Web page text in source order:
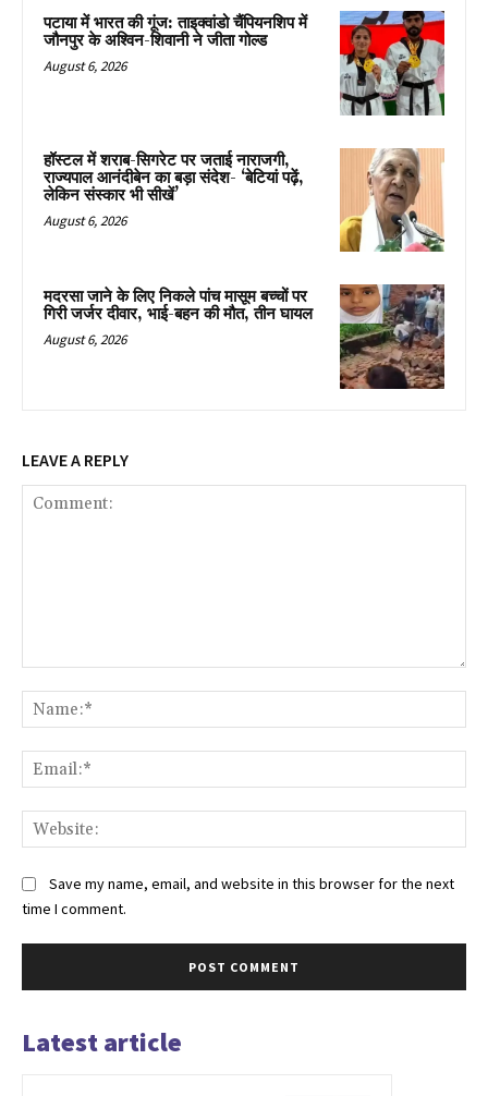
पटाया में भारत की गूंज: ताइक्वांडो चैंपियनशिप में
जौनपुर के अश्विन-शिवानी ने जीता गोल्ड
August 6, 2026
हॉस्टल में शराब-सिगरेट पर जताई नाराजगी,
राज्यपाल आनंदीबेन का बड़ा संदेश- ‘बेटियां पढ़ें,
लेकिन संस्कार भी सीखें’
August 6, 2026
मदरसा जाने के लिए निकले पांच मासूम बच्चों पर
गिरी जर्जर दीवार, भाई-बहन की मौत, तीन घायल
August 6, 2026
LEAVE A REPLY
Save my name, email, and website in this browser for the next
time I comment.
Latest article